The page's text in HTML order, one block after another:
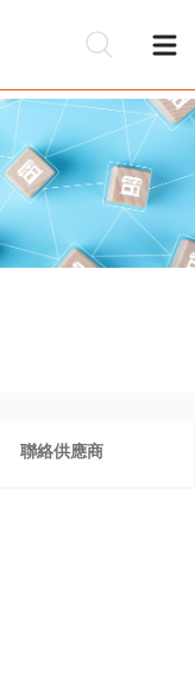
聯絡供應商